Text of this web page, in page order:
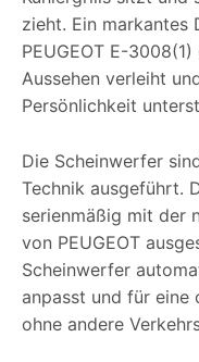
zieht. Ein markantes
PEUGEOT E-
Aussehen verleiht
Persönlichkeit
Die Scheinwerfer
Technik ausgeführt.
serienmäßig mit der
von PEUGEOT
Scheinwerfer
anpasst und für eine
ohne andere